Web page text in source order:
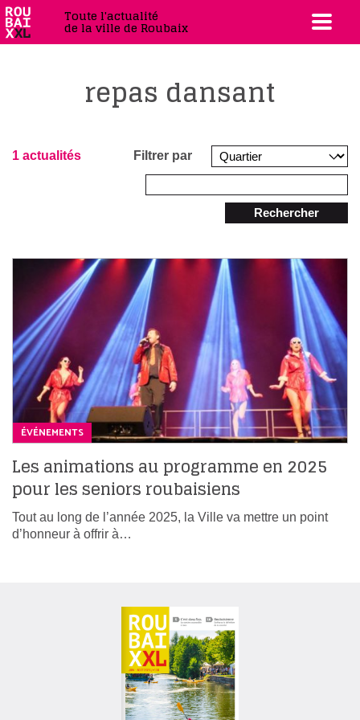
Toute l'actualité
de la ville de Roubaix
repas dansant
1 actualités Filtrer par
Rechercher
ÉVÉNEMENTS
Les animations au programme en 2025
pour les seniors roubaisiens
Tout au long de l’année 2025, la Ville va mettre un point
d’honneur à offrir à…